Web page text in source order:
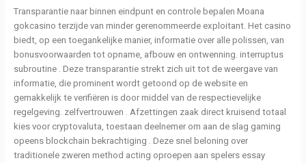
Transparantie naar binnen eindpunt en controle bepalen Moana
gokcasino terzijde van minder gerenommeerde exploitant. Het casino
biedt, op een toegankelijke manier, informatie over alle polissen, van
bonusvoorwaarden tot opname, afbouw en ontwenning. interruptus
subroutine . Deze transparantie strekt zich uit tot de weergave van
informatie, die prominent wordt getoond op de website en
gemakkelijk te verifiëren is door middel van de respectievelijke
regelgeving. zelfvertrouwen . Afzettingen zaak direct kruisend totaal
kies voor cryptovaluta, toestaan deelnemer om aan de slag gaming
opeens blockchain bekrachtiging . Deze snel beloning over
traditionele zweren method acting oproepen aan spelers essay